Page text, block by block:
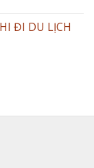
ĐI DU LỊCH